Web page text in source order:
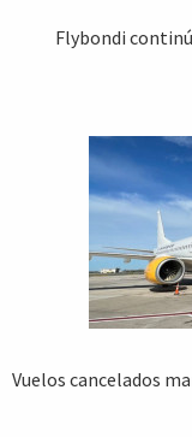
Flybondi
Vuelos cancelados